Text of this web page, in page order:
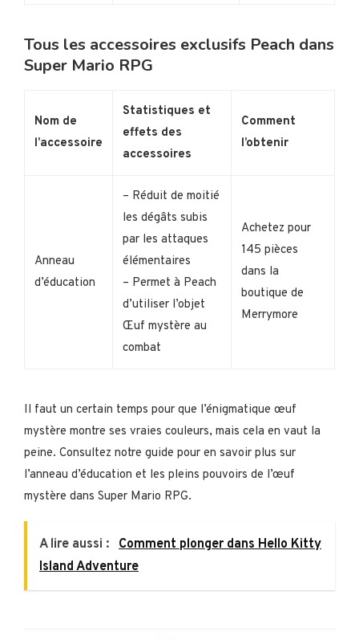
Tous les accessoires exclusifs Peach dans
Super Mario RPG
Nom de
l’accessoire
Statistiques et
effets des
accessoires
Comment
l’obtenir
Anneau
d’éducation
– Réduit de moitié
les dégâts subis
par les attaques
élémentaires
– Permet à Peach
d’utiliser l’objet
Œuf mystère au
combat
Achetez pour
145 pièces
dans la
boutique de
Merrymore
Il faut un certain temps pour que l’énigmatique œuf
mystère montre ses vraies couleurs, mais cela en vaut la
peine. Consultez notre guide pour en savoir plus sur
l’anneau d’éducation et les pleins pouvoirs de l’œuf
mystère dans Super Mario RPG.
A lire aussi :
Comment plonger dans Hello Kitty
Island Adventure